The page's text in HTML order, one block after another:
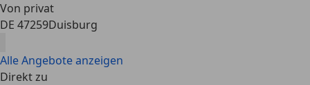
Von privat
DE 47259Duisburg
Alle Angebote anzeigen
Direkt zu